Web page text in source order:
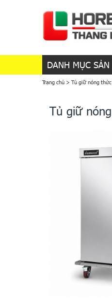
DANH MỤC SẢN
Trang chủ > Tủ giữ nóng
Tủ giữ